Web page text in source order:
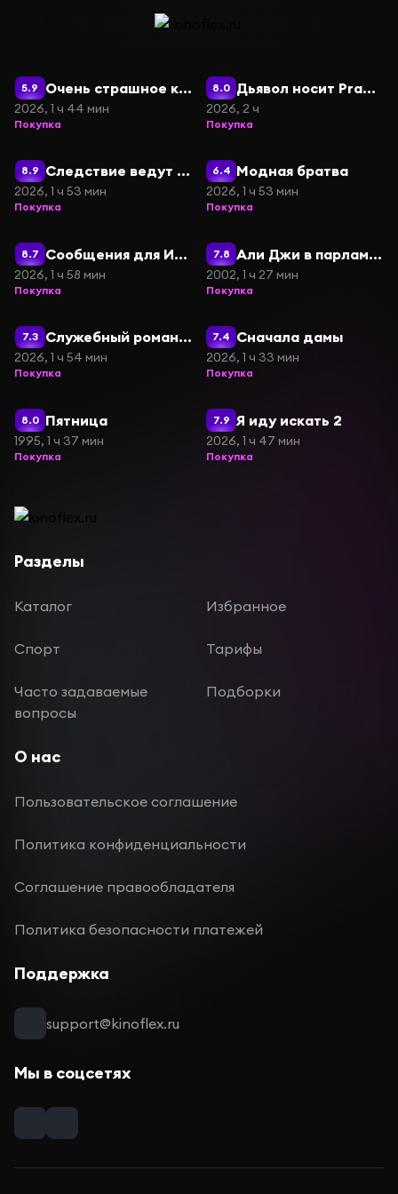
5.9 Очень страшное кино 6
2026, 1 ч 44 мин
Покупка
8.0 Дьявол носит Prada 2
2026, 2 ч
Покупка
8.9 Следствие ведут овечки
2026, 1 ч 53 мин
Покупка
6.4 Модная братва
2026, 1 ч 53 мин
Покупка
8.7 Сообщения для Изабель
2026, 1 ч 58 мин
Покупка
7.8 Али Джи в парламенте
2002, 1 ч 27 мин
Покупка
7.3 Служебный роман (2026)
2026, 1 ч 54 мин
Покупка
7.4 Сначала дамы
2026, 1 ч 33 мин
Покупка
8.0 Пятница
1995, 1 ч 37 мин
Покупка
7.9 Я иду искать 2
2026, 1 ч 47 мин
Покупка
Разделы
Каталог Избранное
Спорт Тарифы
Часто задаваемые
вопросы
Подборки
О нас
Пользовательское соглашение
Политика конфиденциальности
Соглашение правообладателя
Политика безопасности платежей
Поддержка
support@kinoflex.ru
Мы в соцсетях